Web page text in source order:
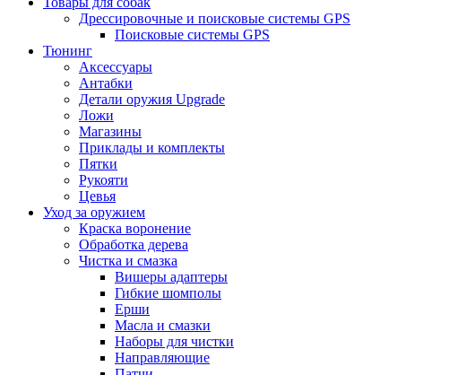
Дрессировочные и поисковые системы GPS
Поисковые системы GPS
Тюнинг
Аксессуары
Антабки
Детали оружия Upgrade
Ложи
Магазины
Приклады и комплекты
Пятки
Рукояти
Цевья
Уход за оружием
Краска воронение
Обработка дерева
Чистка и смазка
Вишеры адаптеры
Гибкие шомполы
Ерши
Масла и смазки
Наборы для чистки
Направляющие